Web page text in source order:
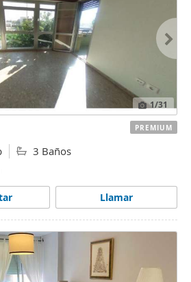
1/31
3 Baños
Llamar
PREMIUM